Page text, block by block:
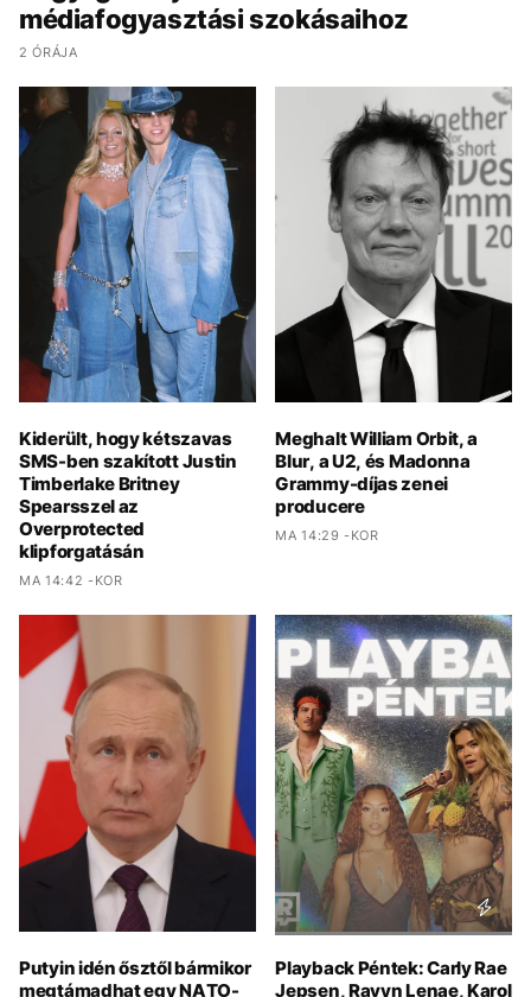
médiafogyasztási szokásaihoz
2 ÓRÁJA
Kiderült, hogy kétszavas
SMS-ben szakított Justin
Timberlake Britney
Spearsszel az
Overprotected
klipforgatásán
MA 14:42 -KOR
Meghalt William Orbit, a
Blur, a U2, és Madonna
Grammy-díjas zenei
producere
MA 14:29 -KOR
Putyin idén ősztől bármikor
megtámadhat egy NATO-
Playback Péntek: Carly Rae
Jepsen, Ravyn Lenae, Karol